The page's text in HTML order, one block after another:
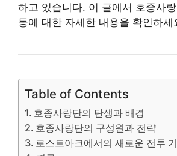
하고 있습니다. 이 글에서 호종사
동에 대한 자세한 내용을 확인하세
Table of Contents
호종사랑단의 탄생과 배경
호종사랑단의 구성원과 전략
로스트아크에서의 새로운 전투